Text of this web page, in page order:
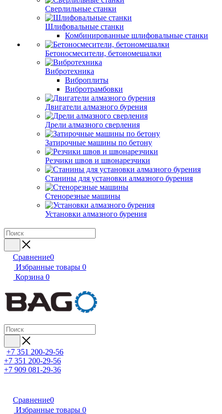
Сверлильные станки
Шлифовальные станки
Комбинированные шлифовальные станки
Бетоносмесители, бетономешалки
Вибротехника
Виброплиты
Вибротрамбовки
Двигатели алмазного бурения
Дрели алмазного сверления
Затирочные машины по бетону
Резчики швов и швонарезчики
Станины для установки алмазного бурения
Стенорезные машины
Установки алмазного бурения
Сравнение0
Избранные товары 0
Корзина 0
+7 351 200-29-56
+7 351 200-29-56
+7 909 081-29-36
Сравнение0
Избранные товары 0